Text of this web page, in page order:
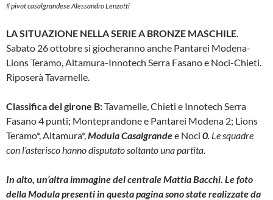
Il pivot casalgrandese Alessandro Lenzotti
LA SITUAZIONE NELLA SERIE A BRONZE MASCHILE.
Sabato 26 ottobre si giocheranno anche Pantarei Modena-
Lions Teramo, Altamura-Innotech Serra Fasano e Noci-Chieti.
Riposerà Tavarnelle.
Classifica del girone B:Tavarnelle, Chieti e Innotech Serra
Fasano 4 punti; Monteprandone e Pantarei Modena 2; Lions
Teramo*, Altamura*, Modula Casalgrandee Noci 0 . Le squadre
con l’asterisco hanno disputato soltanto una partita.
In alto, un’altra immagine del centrale Mattia Bacchi. Le foto
della Modula presenti in questa pagina sono state realizzate da